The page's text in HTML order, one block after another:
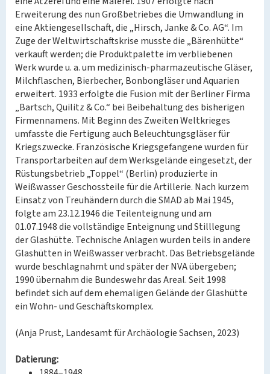
Erweiterung des nun Großbetriebes die Umwandlung in
eine Aktiengesellschaft, die „Hirsch, Janke & Co. AG“. Im
Zuge der Weltwirtschaftskrise musste die „Bärenhütte“
verkauft werden; die Produktpalette im verbliebenen
Werk wurde u. a. um medizinisch-pharmazeutische Gläser,
Milchflaschen, Bierbecher, Bonbongläser und Aquarien
erweitert. 1933 erfolgte die Fusion mit der Berliner Firma
„Bartsch, Quilitz & Co.“ bei Beibehaltung des bisherigen
Firmennamens. Mit Beginn des Zweiten Weltkrieges
umfasste die Fertigung auch Beleuchtungsgläser für
Kriegszwecke. Französische Kriegsgefangene wurden für
Transportarbeiten auf dem Werksgelände eingesetzt, der
Rüstungsbetrieb „Toppel“ (Berlin) produzierte in
Weißwasser Geschossteile für die Artillerie. Nach kurzem
Einsatz von Treuhändern durch die SMAD ab Mai 1945,
folgte am 23.12.1946 die Teilenteignung und am
01.07.1948 die vollständige Enteignung und Stilllegung
der Glashütte. Technische Anlagen wurden teils in andere
Glashütten in Weißwasser verbracht. Das Betriebsgelände
wurde beschlagnahmt und später der NVA übergeben;
1990 übernahm die Bundeswehr das Areal. Seit 1998
befindet sich auf dem ehemaligen Gelände der Glashütte
ein Wohn- und Geschäftskomplex.
(Anja Prust, Landesamt für Archäologie Sachsen, 2023)
Datierung: